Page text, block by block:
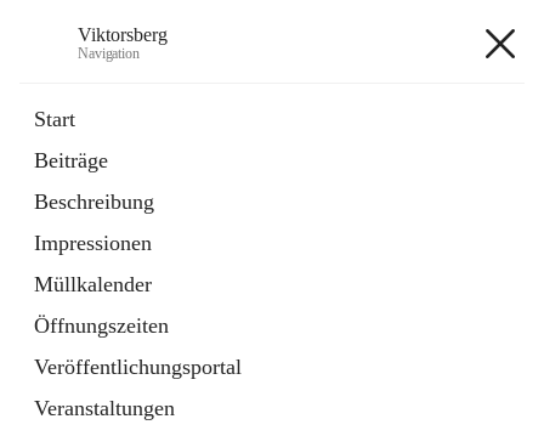
Viktorsberg
Navigation
Start
Beiträge
Beschreibung
Impressionen
Müllkalender
Öffnungszeiten
Veröffentlichungsportal
Veranstaltungen
1 Schnellzugriff
Bürgerservice
10 Schnellzugriffe